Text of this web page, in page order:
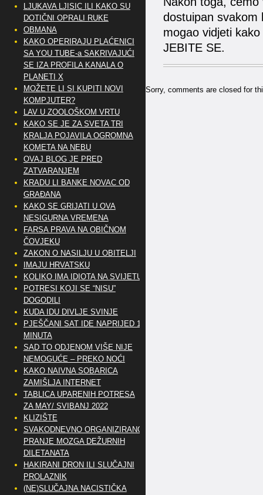
dostuipan svakom
mogao vidjeti
JEBITE SE.
Sorry, comments are closed for
LJUKAVA LJISIC ILI KAKO SU
DOTIČNI OPRALI RUKE
OBMANA
KAKO OPERIRAJU PLAĆENICI
SA YOU TUBE-a SAKRIVAJUĆI
SE IZA PROFILA KANALA O
PLANETI X
MOŽETE LI SI KUPITI NOVI
KOMPJUTER?
LAV U ZOOLOŠKOM VRTU
KAKO SE JE ZA SVETA TRI
KRALJA POJAVILA OGROMNA
KOMETA NA NEBU
OVAJ BLOG JE PRED
ZATVARANJEM
KRADU LI BANKE NOVAC OD
GRAĐANA
KAKO SE GRIJATI U OVA
NESIGURNA VREMENA
FARSA PRAVA NA OBIČNOM
ČOVJEKU
ZAKON O NASILJU U OBITELJI
IMAJU HRVATSKU
KOLIKO IMA IDIOTA NA SVIJETU?
POTRESI KOJI SE “NISU”
DOGODILI
KUDA IDU DIVLJE SVINJE
PJEŠČANI SAT IDE NAPRIJED 10
MINUTA
SAD TO ODJENOM VIŠE NIJE
NEMOGUĆE – PREKO NOĆI
KAKO NAIVNA SOBARICA
ZAMIŠLJA INTERNET
TABLICA UPARENIH POTRESA
ZA MAY/ SVIBANJ 2022
KLIZIŠTE
SVAKODNEVNO ORGANIZIRANO
PRANJE MOZGA DEŽURNIH
DILETANATA
HAKIRANI DRON ILI SLUČAJNI
PROLAZNIK
(NE)SLUČAJNA NACISTIČKA